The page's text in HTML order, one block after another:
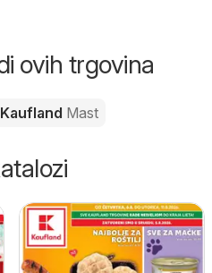
ovih trgovina
Kaufland Mast